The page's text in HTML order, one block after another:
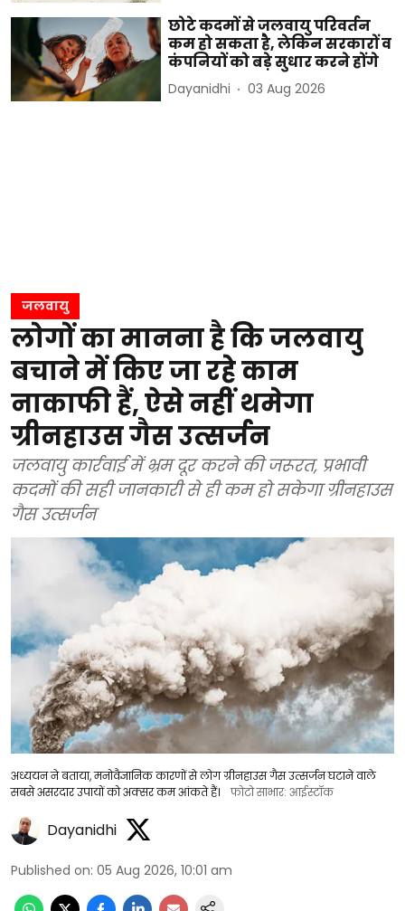
छोटे कदमों से जलवायु परिवर्तन
कम हो सकता है, लेकिन सरकारों व
कंपनियों को बड़े सुधार करने होंगे
Dayanidhi 03 Aug 2026
जलवायु
लोगों का मानना है कि जलवायु
बचाने में किए जा रहे काम
नाकाफी हैं, ऐसे नहीं थमेगा
ग्रीनहाउस गैस उत्सर्जन
जलवायु कार्रवाई में भ्रम दूर करने की जरूरत, प्रभावी
कदमों की सही जानकारी से ही कम हो सकेगा ग्रीनहाउस
गैस उत्सर्जन
अध्ययन ने बताया, मनोवैज्ञानिक कारणों से लोग ग्रीनहाउस गैस उत्सर्जन घटाने वाले
सबसे असरदार उपायों को अक्सर कम आंकते हैं।
फोटो साभार: आईस्टॉक
Dayanidhi
Published on: 05 Aug 2026, 10:01 am